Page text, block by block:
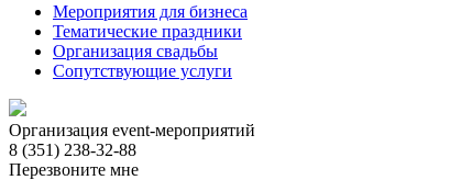
Мероприятия для бизнеса
Тематические праздники
Организация свадьбы
Сопутствующие услуги
Организация event-мероприятий
8 (351) 238-32-88
Перезвоните мне